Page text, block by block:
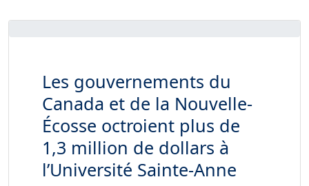
Les gouvernements du
Canada et de la Nouvelle-
Écosse octroient plus de
1,3 million de dollars à
l’Université Sainte-Anne